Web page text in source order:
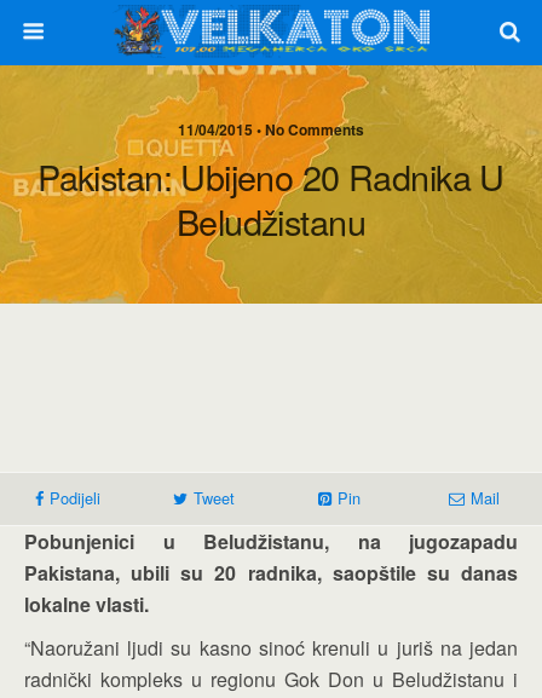
11/04/2015 • No Comments
Pakistan: Ubijeno 20 Radnika U
Beludžistanu
Podijeli Tweet Pin Mail
Pobunjenici u Beludžistanu, na jugozapadu
Pakistana, ubili su 20 radnika, saopštile su danas
lokalne vlasti.
“Naoružani ljudi su kasno sinoć krenuli u juriš na jedan
radnički kompleks u regionu Gok Don u Beludžistanu i